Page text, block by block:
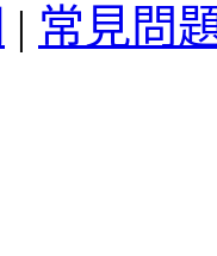
| 常見問